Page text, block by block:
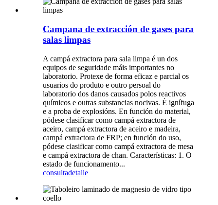
Campana de extracción de gases para
salas limpas
A campá extractora para sala limpa é un dos
equipos de seguridade máis importantes no
laboratorio. Protexe de forma eficaz e parcial os
usuarios do produto e outro persoal do
laboratorio dos danos causados ​​polos reactivos
químicos e outras substancias nocivas. É ignífuga
e a proba de explosións. En función do material,
pódese clasificar como campá extractora de
aceiro, campá extractora de aceiro e madeira,
campá extractora de FRP; en función do uso,
pódese clasificar como campá extractora de mesa
e campá extractora de chan. Características: 1. O
estado de funcionamento...
consultadetalle